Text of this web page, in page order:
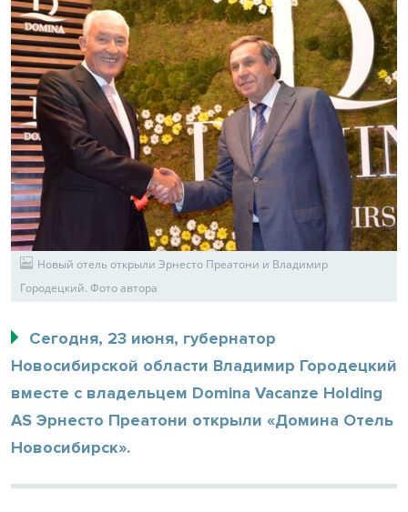
Новый отель открыли Эрнесто Преатони и Владимир
Городецкий. Фото автора
Сегодня, 23 июня, губернатор
Новосибирской области Владимир Городецкий
вместе с владельцем Domina Vacanze Holding
AS Эрнесто Преатони открыли «Домина Отель
Новосибирск».